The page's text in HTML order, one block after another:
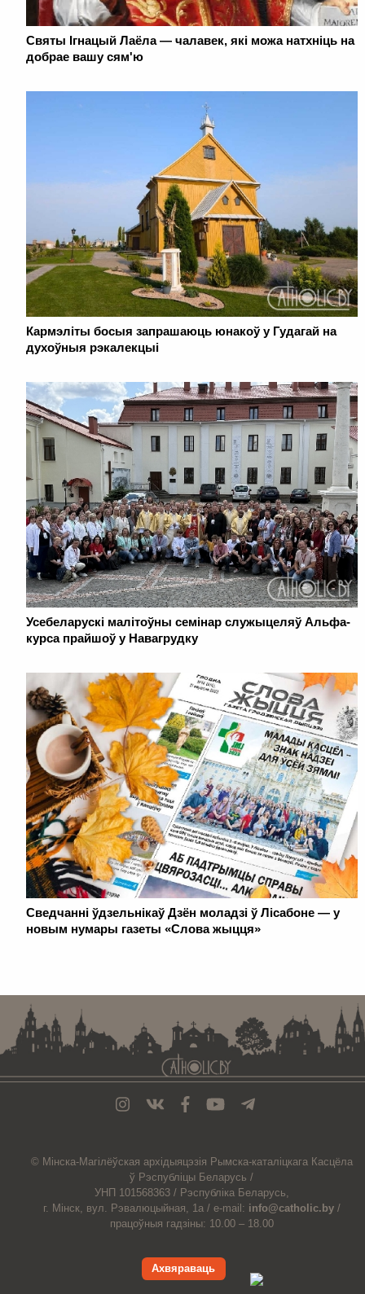
Святы Ігнацый Лаёла — чалавек, які можа натхніць на
добрае вашу сям'ю
Кармэліты босыя запрашаюць юнакоў у Гудагай на
духоўныя рэкалекцыі
Усебеларускі малітоўны семінар служыцеляў Альфа-
курса прайшоў у Навагрудку
Сведчанні ўдзельнікаў Дзён моладзі ў Лісабоне — у
новым нумары газеты «Слова жыцця»
© Мiнска-Магiлёўская архiдыяцэзiя Рымска-каталіцкага Касцёла
ў Рэспубліцы Беларусь /
УНП 101568363 / Рэспубліка Беларусь,
г. Мінск, вул. Рэвалюцыйная, 1а / e-mail: info@catholic.by /
працоўныя гадзіны: 10.00 – 18.00
Ахвяраваць